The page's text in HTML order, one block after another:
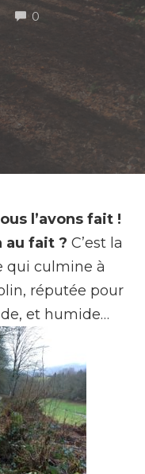
0COMMENTS
l’avons fait !
au fait ? C’est la
qui culmine à
réputée pour
et humide…